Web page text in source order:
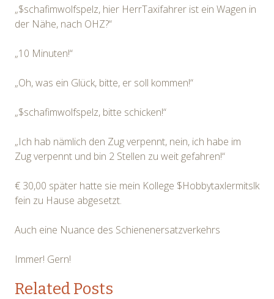
„$schafimwolfspelz, hier HerrTaxifahrer ist ein Wagen in
der Nähe, nach OHZ?“
„10 Minuten!“
„Oh, was ein Glück, bitte, er soll kommen!“
„$schafimwolfspelz, bitte schicken!“
„Ich hab nämlich den Zug verpennt, nein, ich habe im
Zug verpennt und bin 2 Stellen zu weit gefahren!“
€ 30,00 später hatte sie mein Kollege $Hobbytaxlermitslk
fein zu Hause abgesetzt.
Auch eine Nuance des Schienenersatzverkehrs
Immer! Gern!
Related Posts